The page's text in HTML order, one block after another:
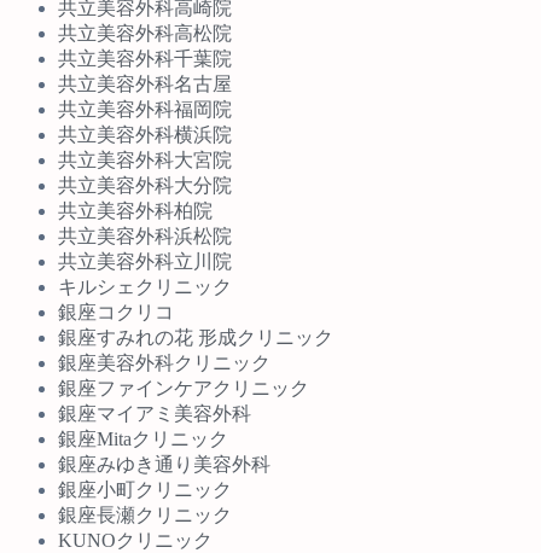
共立美容外科高崎院
共立美容外科高松院
共立美容外科千葉院
共立美容外科名古屋
共立美容外科福岡院
共立美容外科横浜院
共立美容外科大宮院
共立美容外科大分院
共立美容外科柏院
共立美容外科浜松院
共立美容外科立川院
キルシェクリニック
銀座コクリコ
銀座すみれの花 形成クリニック
銀座美容外科クリニック
銀座ファインケアクリニック
銀座マイアミ美容外科
銀座Mitaクリニック
銀座みゆき通り美容外科
銀座小町クリニック
銀座長瀬クリニック
KUNOクリニック